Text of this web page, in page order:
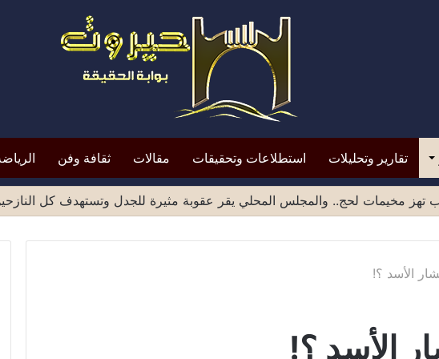
تقارير وتحليلات استطلاعات وتحقيقات مقالات ثقافة وفن
تهز مخيمات لحج.. والمجلس المحلي يقر عقوبة مثيرة للجدل وتستهدف كل
الأسد ؟!
الأسد ؟!